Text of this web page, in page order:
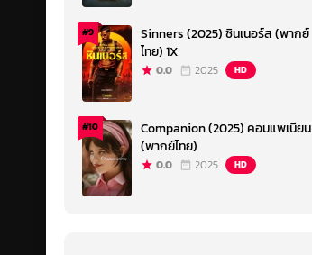
#9
Sinners (2025) ซินเนอร์ส (พากย์
ไทย) 1X
0.0 2025 HD
#10
Companion (2025) คอมแพเนียน
(พากย์ไทย)
0.0 2025 HD